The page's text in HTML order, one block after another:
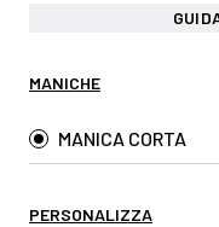
MANICHE
MANICA CORTA
PERSONALIZZA